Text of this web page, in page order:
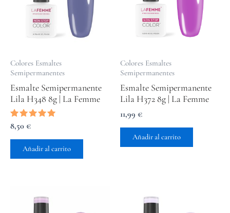
Colores Esmaltes
Semipermanentes
Esmalte Semipermanente
Lila H348 8g | La Femme
Valorado
con
5.00
de 5
8,50 €
Añadir al carrito
Colores Esmaltes
Semipermanentes
Esmalte Semipermanente
Lila H372 8g | La Femme
11,99 €
Añadir al carrito